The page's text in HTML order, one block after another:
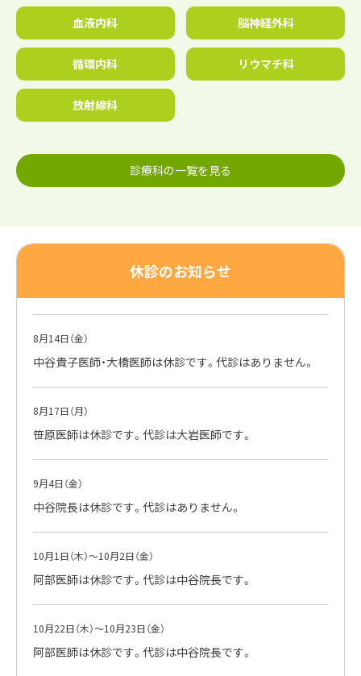
血液内科 脳神経外科
循環内科 リウマチ科
放射線科
診療科の一覧を見る
休診のお知らせ
8月14日（金）
中谷貴子医師・大橋医師は休診です。代診はありません。
8月17日（月）
笹原医師は休診です。代診は大岩医師です。
9月4日（金）
中谷院長は休診です。代診はありません。
10月1日（木）～10月2日（金）
阿部医師は休診です。代診は中谷院長です。
10月22日（木）～10月23日（金）
阿部医師は休診です。代診は中谷院長です。